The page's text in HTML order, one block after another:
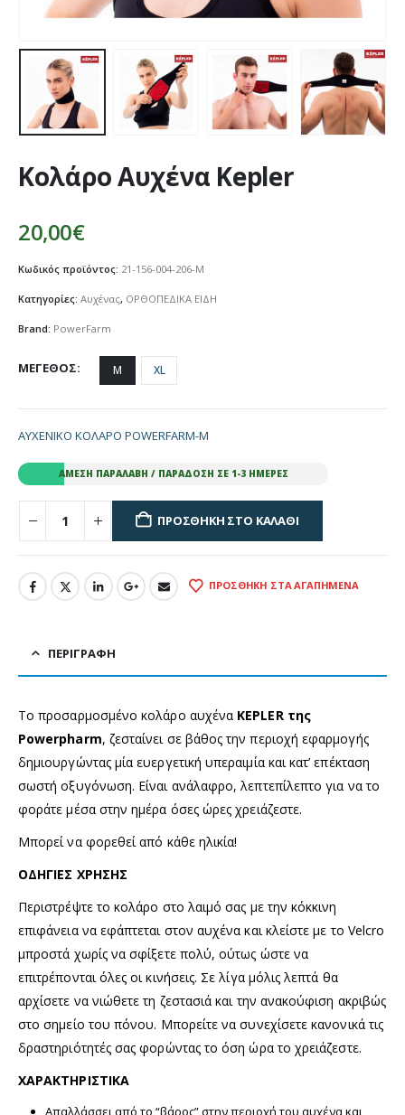
Κολάρο Αυχένα Kepler
20,00€
Κωδικός προϊόντος: 21-156-004-206-M
Κατηγορίες: Αυχένας, ΟΡΘΟΠΕΔΙΚΑ ΕΙΔΗ
Brand: PowerFarm
ΜΕΓΕΘΟΣ M XL
ΑΥΧΕΝΙΚΟ ΚΟΛΑΡΟ POWERFARM-M
ΆΜΕΣΗ ΠΑΡΑΛΑΒΉ / ΠΑΡΆΔΟΣΗ ΣΕ 1-3 ΗΜΈΡΕΣ
ΠΡΟΣΘΉΚΗ ΣΤΟ ΚΑΛΆΘΙ
ΠΡΟΣΘΉΚΗ ΣΤΑ ΑΓΑΠΗΜΈΝΑ
ΠΕΡΙΓΡΑΦΉ
Το προσαρμοσμένο κολάρο αυχένα KEPLER της
Powerpharm, ζεσταίνει σε βάθος την περιοχή εφαρμογής
δημιουργώντας μία ευεργετική υπεραιμία και κατ’ επέκταση
σωστή οξυγόνωση. Είναι ανάλαφρο, λεπτεπίλεπτο για να το
φοράτε μέσα στην ημέρα όσες ώρες χρειάζεστε.
Μπορεί να φορεθεί από κάθε ηλικία!
ΟΔΗΓΙΕΣ ΧΡΗΣΗΣ
Περιστρέψτε το κολάρο στο λαιμό σας με την κόκκινη
επιφάνεια να εφάπτεται στον αυχένα και κλείστε με το Velcro
μπροστά χωρίς να σφίξετε πολύ, ούτως ώστε να
επιτρέπονται όλες οι κινήσεις. Σε λίγα μόλις λεπτά θα
αρχίσετε να νιώθετε τη ζεστασιά και την ανακούφιση ακριβώς
στο σημείο του πόνου. Μπορείτε να συνεχίσετε κανονικά τις
δραστηριότητές σας φορώντας το όση ώρα το χρειάζεστε.
ΧΑΡΑΚΤΗΡΙΣΤΙΚΑ
Απαλλάσσει από το “βάρος” στην περιοχή του αυχένα και